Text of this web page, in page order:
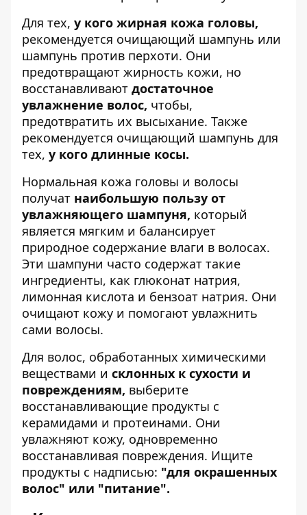
Для тех, у кого жирная кожа головы,
рекомендуется очищающий шампунь или
шампунь против перхоти. Они
предотвращают жирность кожи, но
восстанавливают достаточное
увлажнение волос, чтобы,
предотвратить их высыхание. Также
рекомендуется очищающий шампунь для
тех, у кого длинные косы.
Нормальная кожа головы и волосы
получат наибольшую пользу от
увлажняющего шампуня, который
является мягким и балансирует
природное содержание влаги в волосах.
Эти шампуни часто содержат такие
ингредиенты, как глюконат натрия,
лимонная кислота и бензоат натрия. Они
очищают кожу и помогают увлажнить
сами волосы.
Для волос, обработанных химическими
веществами и склонных к сухости и
повреждениям, выберите
восстанавливающие продукты с
керамидами и протеинами. Они
увлажняют кожу, одновременно
восстанавливая повреждения. Ищите
продукты с надписью: "для окрашенных
волос" или "питание".